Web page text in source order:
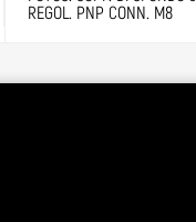
REGOL. PNP CONN. M8